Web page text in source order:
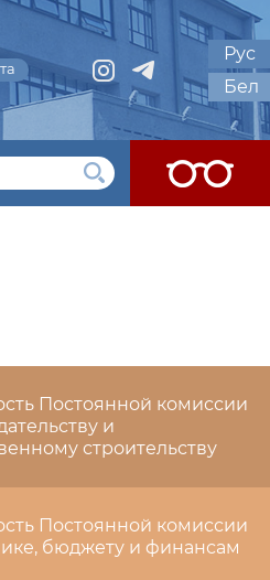
Рус
Бел
Постоянной комиссии
и
строительству
Постоянной комиссии
бюджету и финансам